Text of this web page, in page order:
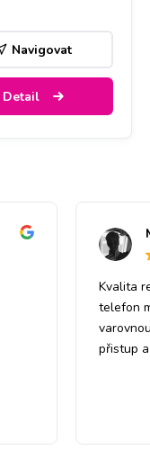
Navigovat
Detail
Kvalita
telefon
přistup